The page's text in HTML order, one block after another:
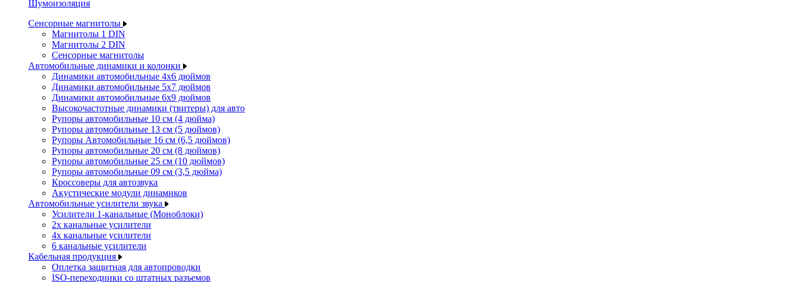
Шумоизоляция
Сенсорные магнитолы
Магнитолы 1 DIN
Магнитолы 2 DIN
Сенсорные магнитолы
Автомобильные динамики и колонки
Динамики автомобильные 4x6 дюймов
Динамики автомобильные 5x7 дюймов
Динамики автомобильные 6x9 дюймов
Высокочастотные динамики (твитеры) для авто
Рупоры автомобильные 10 см (4 дюйма)
Рупоры автомобильные 13 см (5 дюймов)
Рупоры Автомобильные 16 см (6,5 дюймов)
Рупоры автомобильные 20 см (8 дюймов)
Рупоры автомобильные 25 см (10 дюймов)
Рупоры автомобильные 09 см (3,5 дюйма)
Кроссоверы для автозвука
Акустические модули динамиков
Автомобильные усилители звука
Усилители 1-канальные (Моноблоки)
2х канальные усилители
4х канальные усилители
6 канальные усилители
Кабельная продукция
Оплетка защитная для автопроводки
ISO-переходники со штатных разъемов